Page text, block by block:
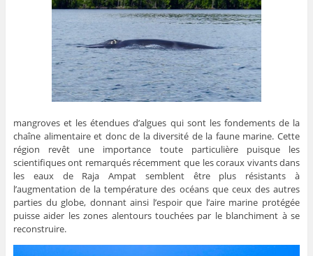
mangroves et les étendues d’algues qui sont les fondements de la
chaîne alimentaire et donc de la diversité de la faune marine. Cette
région revêt une importance toute particulière puisque les
scientifiques ont remarqués récemment que les coraux vivants dans
les eaux de Raja Ampat semblent être plus résistants à
l’augmentation de la température des océans que ceux des autres
parties du globe, donnant ainsi l’espoir que l’aire marine protégée
puisse aider les zones alentours touchées par le blanchiment à se
reconstruire.